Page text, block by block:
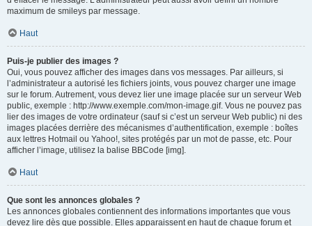
maximum de smileys par message.
Haut
Puis-je publier des images ?
Oui, vous pouvez afficher des images dans vos messages. Par ailleurs, si
l’administrateur a autorisé les fichiers joints, vous pouvez charger une image
sur le forum. Autrement, vous devez lier une image placée sur un serveur Web
public, exemple : http://www.exemple.com/mon-image.gif. Vous ne pouvez pas
lier des images de votre ordinateur (sauf si c’est un serveur Web public) ni des
images placées derrière des mécanismes d’authentification, exemple : boîtes
aux lettres Hotmail ou Yahoo!, sites protégés par un mot de passe, etc. Pour
afficher l’image, utilisez la balise BBCode [img].
Haut
Que sont les annonces globales ?
Les annonces globales contiennent des informations importantes que vous
devez lire dès que possible. Elles apparaissent en haut de chaque forum et